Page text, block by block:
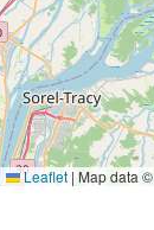
Leaflet | Map data ©